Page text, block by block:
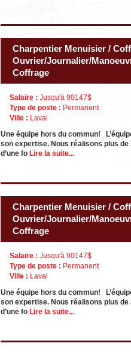
Charpentier Menuisier /
Ouvrier/Journalier/
Coffrage
Salaire : Jusqu'à 90147$
Type de poste : Permanent
Ville : Laval
Une équipe hors du commun!
son expertise. Nous réalisons plus
d’une fo Lire la suite...
Charpentier Menuisier /
Ouvrier/Journalier/
Coffrage
Salaire : Jusqu'à 90147$
Type de poste : Permanent
Ville : Laval
Une équipe hors du commun!
son expertise. Nous réalisons plus
d’une fo Lire la suite...